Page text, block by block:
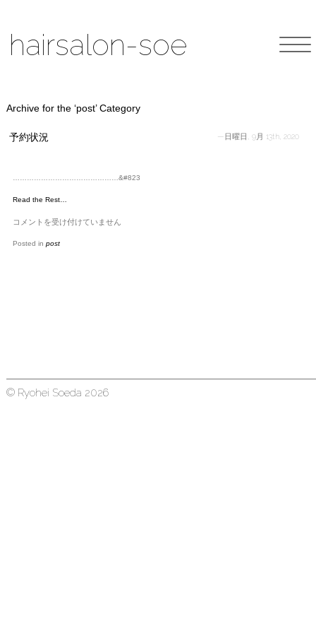
hairsalon-soe
Archive for the ‘post’ Category
予約状況 —日曜日, 9月 13th, 2020
………………………………………&#823
Read the Rest…
予
状
コメントを受け付けていません
Posted in post
© Ryohei Soeda 2026